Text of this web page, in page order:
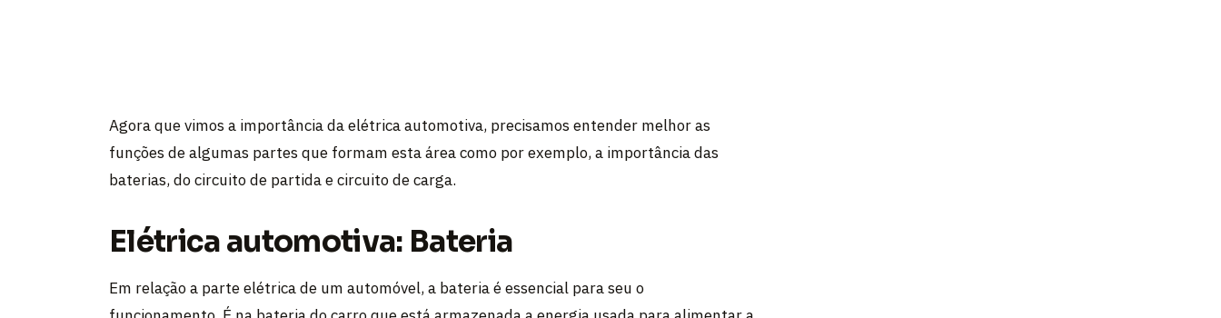
Agora que vimos a importância da elétrica automotiva, precisamos entender melhor as
funções de algumas partes que formam esta área como por exemplo, a importância das
baterias, do circuito de partida e circuito de carga.
Elétrica automotiva: Bateria
Em relação a parte elétrica de um automóvel, a bateria é essencial para seu o